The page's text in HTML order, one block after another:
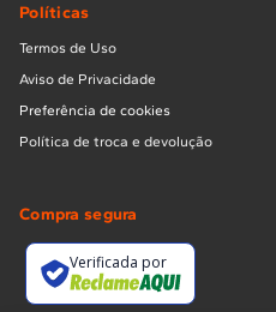
Políticas
Termos de Uso
Aviso de Privacidade
Preferência de cookies
Política de troca e devolução
Compra segura
Verificada por